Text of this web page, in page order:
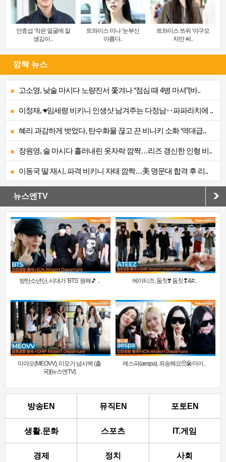
안효섭 ‘작은 얼굴에 잘
생김이 ..
트와이스 미나 ‘눈부신
아름다..
트와이스 쯔위 ‘야구모
자만 써..
깜짝 뉴스
고소영, 낮술 마시다 노량진서 쫓겨나 “점심 때 4병 마셔”(바..
이정재, ♥임세령 비키니 인생샷 남겨주는 다정남‥파파라치에 ..
혜리 과감하게 벗었다, 탄수화물 끊고 끈 비니키 소화 ‘역대급..
장원영, 술 마시다 흘러내린 옷자락 깜짝…리즈 갱신한 인형 비..
이동국 딸 재시, 파격 비키니 자태 깜짝…美 명문대 합격 후 리..
뉴스엔TV
방탄소년단, 시대가 ‘BTS’ 원해🎵 .. 에이티즈, 둠칫❣️ 둠칫❣&#..
미야오(MEOVV), 미모가 넘사벽 (출
국)[뉴스엔TV]
에스파(aespa), 죄송해요🥺🎤마이..
방송EN 뮤직EN 포토EN
생활.문화 스포츠 IT.게임
경제 정치 사회